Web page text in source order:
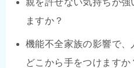
ますか？
機能不全家族の影響で、
どこから手をつけますか